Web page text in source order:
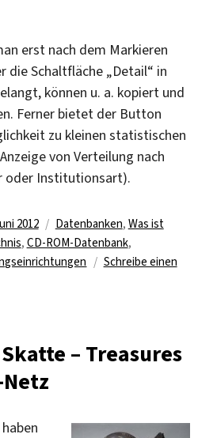
erst nach dem Markieren
die Schaltfläche „Detail“ in
können u. a. kopiert und
Ferner bietet der Button
zu kleinen statistischen
von Verteilung nach
oder Institutionsart).
2012 Kategorien
Datenbanken, Was ist
, CD-ROM-Datenbank,
Schreibe einen
– Treasures